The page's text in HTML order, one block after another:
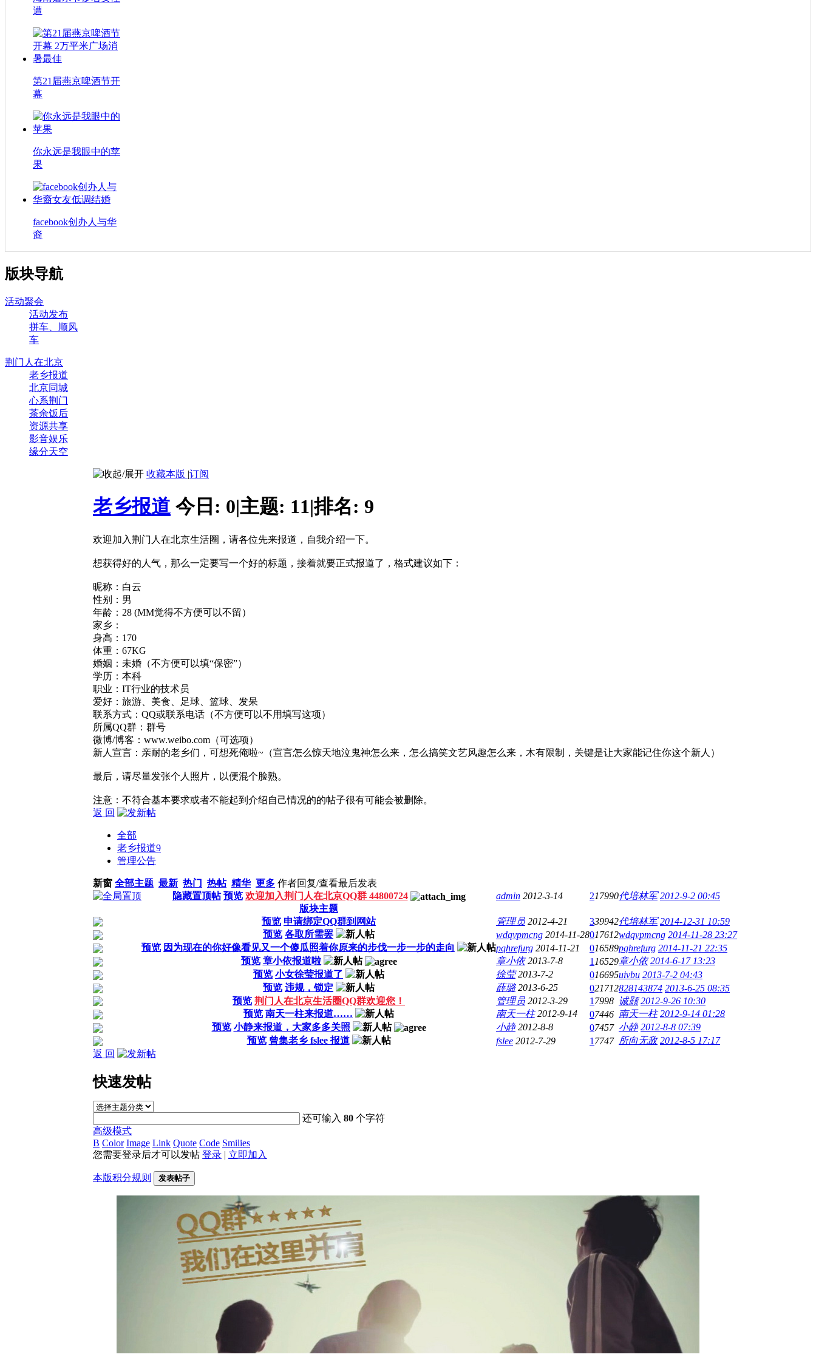
遭
第21届燕京啤酒节开
幕
你永远是我眼中的苹
果
facebook创办人与华
裔
版块导航
活动聚会
活动发布
拼车、顺风
车
荆门人在北京
老乡报道
北京同城
心系荆门
茶余饭后
资源共享
影音娱乐
缘分天空
收藏本版 |订阅
老乡报道 今日: 0|主题: 11|排名: 9
欢迎加入荆门人在北京生活圈，请各位先来报道，自我介绍一下。
想获得好的人气，那么一定要写一个好的标题，接着就要正式报道了，格式建议如下：
昵称：白云
性别：男
年龄：28 (MM觉得不方便可以不留）
家乡：
身高：170
体重：67KG
婚姻：未婚（不方便可以填“保密”）
学历：本科
职业：IT行业的技术员
爱好：旅游、美食、足球、篮球、发呆
联系方式：QQ或联系电话（不方便可以不用填写这项）
所属QQ群：群号
微博/博客：www.weibo.com（可选项）
新人宣言：亲耐的老乡们，可想死俺啦~（宣言怎么惊天地泣鬼神怎么来，怎么搞笑文艺风趣怎么来，木有限制，关键是让大家能记住你这个新人）
最后，请尽量发张个人照片，以便混个脸熟。
注意：不符合基本要求或者不能起到介绍自己情况的的帖子很有可能会被删除。
返 回
全部
老乡报道9
管理公告
新窗 全部主题 最新 热门 热帖 精华 更多 作者回复/查看最后发表
隐藏置顶帖 预览 欢迎加入荆门人在北京QQ群 44800724 admin 2012-3-14 217990代培林军 2012-9-2 00:45
版块主题
预览 申请绑定QQ群到网站 管理员 2012-4-21 339942代培林军 2014-12-31 10:59
预览 各取所需罢 wdqvpmcng 2014-11-28017612wdqvpmcng 2014-11-28 23:27
预览 因为现在的你好像看见又一个傻瓜照着你原来的步伐一步一步的走向 pqhrefurg 2014-11-21 016589pqhrefurg 2014-11-21 22:35
预览 章小依报道啦 章小依 2013-7-8 1 16529章小依 2014-6-17 13:23
预览 小女徐莹报道了 徐莹 2013-7-2 016695uivbu 2013-7-2 04:43
预览 违规，锁定 薛璐 2013-6-25 021712828143874 2013-6-25 08:35
预览 荆门人在北京生活圈QQ群欢迎您！ 管理员 2012-3-29 1 7998 诚颢 2012-9-26 10:30
预览 南天一柱来报道…… 南天一柱 2012-9-14 07446 南天一柱 2012-9-14 01:28
预览 小静来报道，大家多多关照 小静 2012-8-8 07457 小静 2012-8-8 07:39
预览 曾集老乡 fslee 报道 fslee 2012-7-29 1 7747 所向无敌 2012-8-5 17:17
返 回
快速发帖
还可输入80 个字符
高级模式
B Color Image Link Quote Code Smilies
您需要登录后才可以发帖 登录 | 立即加入
本版积分规则 发表帖子